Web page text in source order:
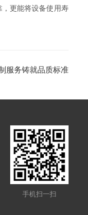
更能将设备使用寿
服务铸就品质标准
手机扫一扫